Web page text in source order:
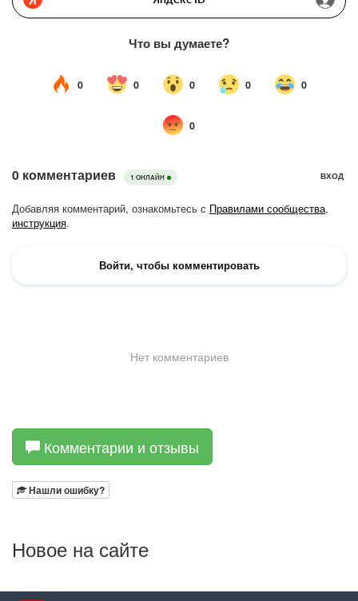
Комментарии и отзывы
Нашли ошибку?
Новое на сайте